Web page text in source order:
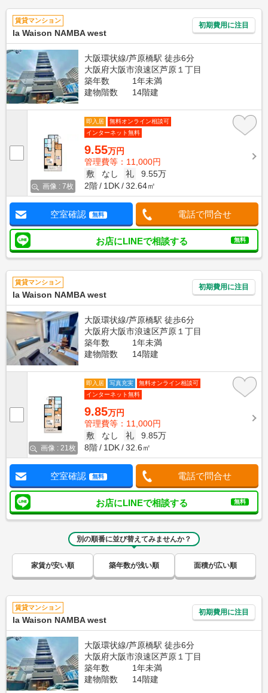
賃貸マンション
la Waison NAMBA west
初期費用に注目
大阪環状線/芦原橋駅 徒歩6分
大阪府大阪市浪速区芦原１丁目
築年数
1年未満
建物階数
14階建
画像 : 7枚
即入居
無料オンライン相談可
インターネット無料
9.55万円
管理費等：11,000円
敷
なし 礼
9.55万
2階
1DK 32.64㎡
空室確認 無料 電話で問合せ
お店にLINEで相談する 無料
賃貸マンション
la Waison NAMBA west
初期費用に注目
大阪環状線/芦原橋駅 徒歩6分
大阪府大阪市浪速区芦原１丁目
築年数
1年未満
建物階数
14階建
画像 : 21枚
即入居 写真充実
無料オンライン相談可
インターネット無料
9.85万円
管理費等：11,000円
敷
なし 礼
9.85万
8階
1DK 32.6㎡
空室確認 無料 電話で問合せ
お店にLINEで相談する 無料
別の順番に並び替えてみませんか？
家賃が安い順 築年数が浅い順 面積が広い順
賃貸マンション
la Waison NAMBA west
初期費用に注目
大阪環状線/芦原橋駅 徒歩6分
大阪府大阪市浪速区芦原１丁目
築年数
1年未満
建物階数
14階建